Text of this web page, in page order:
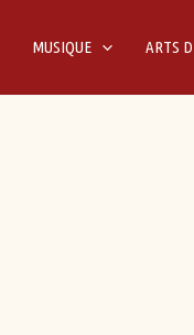
MUSIQUE ARTS